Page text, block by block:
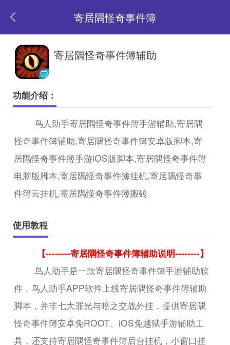
寄居隅怪奇事件簿
返
页
寄居隅怪奇事件簿辅助
功能介绍：
鸟人助手寄居隅怪奇事件簿手游辅助,寄居隅
怪奇事件簿辅助,寄居隅怪奇事件簿安卓版脚本,寄
居隅怪奇事件簿手游iOS版脚本,寄居隅怪奇事件簿
电脑版脚本,寄居隅怪奇事件簿挂机,寄居隅怪奇事
件簿云挂机,寄居隅怪奇事件簿搬砖
使用教程
【--------寄居隅怪奇事件簿辅助说明--------】
鸟人助手是一款寄居隅怪奇事件簿手游辅助软
件，鸟人助手APP软件上线寄居隅怪奇事件簿辅助
脚本，并非七大罪光与暗之交战外挂，提供寄居隅
怪奇事件簿安卓免ROOT、iOS免越狱手游辅助工
具，还支持寄居隅怪奇事件簿后台挂机，小窗口挂